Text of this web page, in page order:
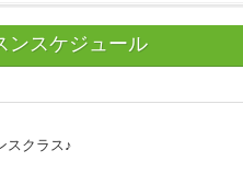
ンスケジュール
スクラス♪